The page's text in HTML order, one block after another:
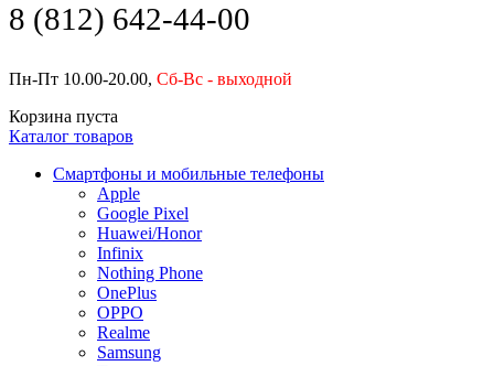
8 (812) 642-44-00
Пн-Пт 10.00-20.00, Сб-Вс - выходной
Корзина пуста
Каталог товаров
Смартфоны и мобильные телефоны
Apple
Google Pixel
Huawei/Honor
Infinix
Nothing Phone
OnePlus
OPPO
Realme
Samsung